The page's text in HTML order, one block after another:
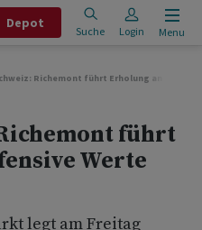
Depot
Suche Login Menu
Richemont führt Erholung an -
führt
Werte
legt am Freitag